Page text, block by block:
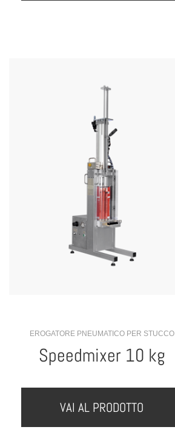
EROGATORE PNEUMATICO PER STUCCO
Speedmixer 10 kg
VAI AL PRODOTTO